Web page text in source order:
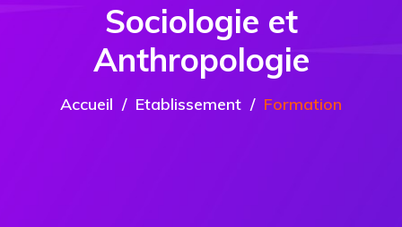
Sociologie et
Anthropologie
Accueil Etablissement Formation